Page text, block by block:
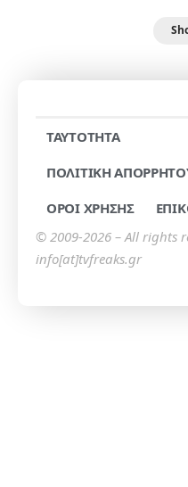
TAYTOTHTA
ΠΟΛΙΤΙΚΗ
ΟΡΟΙ ΧΡΗΣΗΣ
© 2009-2026 – All rights
info[at]tvfreaks.gr